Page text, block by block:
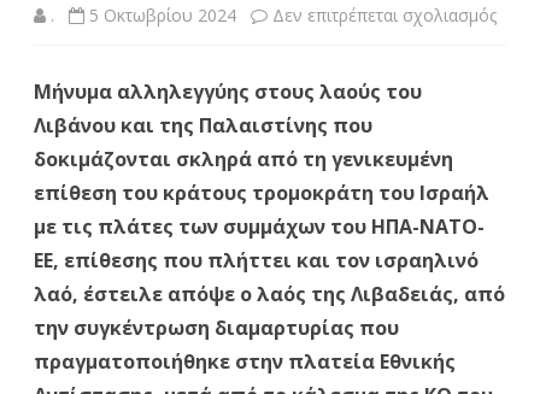
. 5 Οκτωβρίου 2024 Δεν επιτρέπεται σχολιασμόςστο
Μήνυμα αλληλεγγύης στους λαούς του
Λιβάνου και της Παλαιστίνης που
δοκιμάζονται σκληρά από τη γενικευμένη
επίθεση του κράτους τρομοκράτη του Ισραήλ
με τις πλάτες των συμμάχων του ΗΠΑ-ΝΑΤΟ-
ΕΕ, επίθεσης που πλήττει και τον ισραηλινό
λαό, έστειλε απόψε ο λαός της Λιβαδειάς, από
την συγκέντρωση διαμαρτυρίας που
πραγματοποιήθηκε στην πλατεία Εθνικής